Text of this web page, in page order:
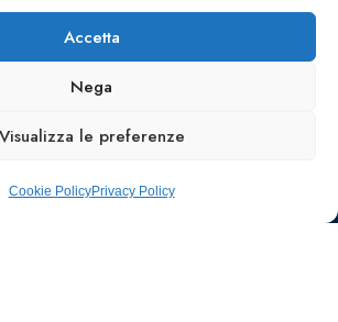
Accetta
Nega
Visualizza le preferenze
Cookie PolicyPrivacy Policy